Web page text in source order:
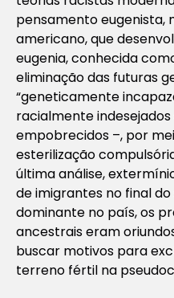
pensamento
americano, que
eugenia, conhecida
eliminação das futuras
“geneticamente
racialmente
empobrecidos –, por
esterilização
última análise,
de imigrantes no final
dominante no país, os
ancestrais eram
buscar motivos para
terreno fértil na